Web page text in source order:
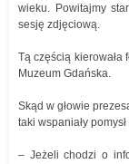
wieku. Powitajmy
sesję zdjęciową.
Tą częścią kierowała
Muzeum Gdańska.
Skąd w głowie
taki wspaniały
– Jeżeli chodzi o